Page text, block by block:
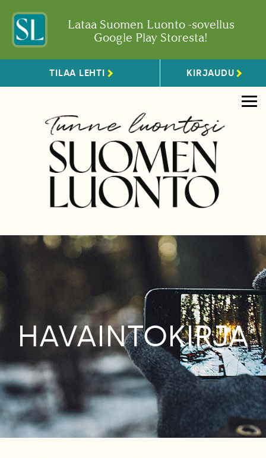
Lataa Suomen Luonto -sovellus
Google Play Storesta!
TILAA LEHTI KIRJAUDU
HAVAINTOKIRJA